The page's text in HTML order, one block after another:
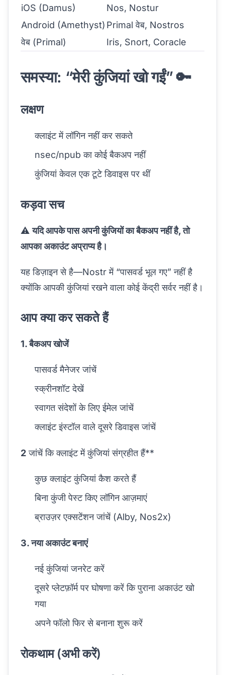
iOS (Damus)
Nos, Nostur
Android (Amethyst) Primal वेब, Nostros
वेब (Primal)
Iris, Snort, Coracle
समस्या: “मेरी कुंजियां खो गईं” 🔑
लक्षण
क्लाइंट में लॉगिन नहीं कर सकते
nsec/npub का कोई बैकअप नहीं
कुंजियां केवल एक टूटे डिवाइस पर थीं
कड़वा सच
⚠️यदि आपके पास अपनी कुंजियों का बैकअप नहीं है, तो
आपका अकाउंट अप्राप्य है।
यह डिज़ाइन से है—Nostr में “पासवर्ड भूल गए” नहीं है
क्योंकि आपकी कुंजियां रखने वाला कोई केंद्री सर्वर नहीं है।
आप क्या कर सकते हैं
1. बैकअप खोजें
पासवर्ड मैनेजर जांचें
स्क्रीनशॉट देखें
स्वागत संदेशों के लिए ईमेल जांचें
क्लाइंट इंस्टॉल वाले दूसरे डिवाइस जांचें
2जांचें कि क्लाइंट में कुंजियां संग्रहीत हैं**
कुछ क्लाइंट कुंजियां कैश करते हैं
बिना कुंजी पेस्ट किए लॉगिन आज़माएं
ब्राउज़र एक्सटेंशन जांचें (Alby, Nos2x)
3. नया अकाउंट बनाएं
नई कुंजियां जनरेट करें
दूसरे प्लेटफ़ॉर्म पर घोषणा करें कि पुराना अकाउंट खो
गया
अपने फॉलो फिर से बनाना शुरू करें
रोकथाम (अभी करें)